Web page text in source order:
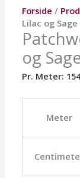
Forside /
Lilac og Sage
og
Pr. Meter:
Meter
Sage
PS104-
GR8
antal